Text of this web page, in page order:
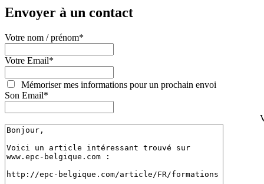
Envoyer à un contact
Votre nom / prénom*
Votre Email*
Mémoriser mes informations pour un prochain envoi
Son Email*